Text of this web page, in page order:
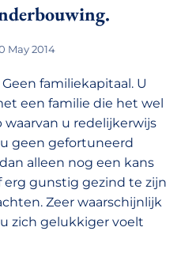
May 2014
familiekapitaal. U
een familie die het wel
u redelijkerwijs
geen gefortuneerd
alleen nog een kans
gunstig gezind te zijn
Zeer waarschijnlijk
zich gelukkiger voelt